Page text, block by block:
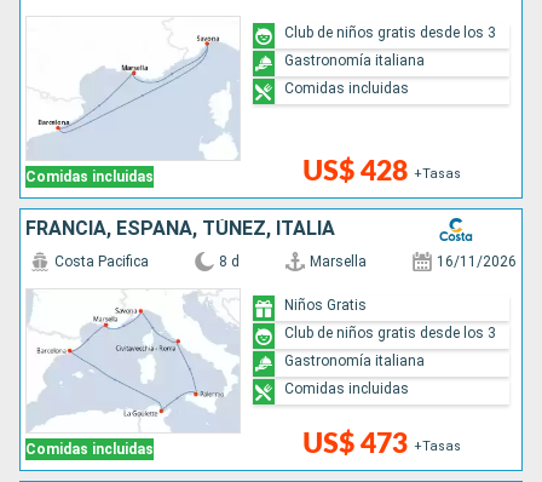
Comidas incluidas US$ 428 +Tasas
Club de niños gratis desde los 3
Gastronomía italiana
Comidas incluidas
FRANCIA, ESPAÑA, TÚNEZ, ITALIA
Comidas incluidas
Costa Pacifica 8 d Marsella 16/11/2026
US$ 473 +Tasas
Niños Gratis
Club de niños gratis desde los 3
Gastronomía italiana
Comidas incluidas